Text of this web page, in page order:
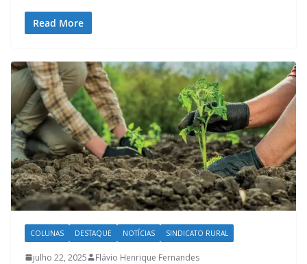
Read More
COLUNAS DESTAQUE NOTÍCIAS SINDICATO RURAL
julho 22, 2025 Flávio Henrique Fernandes